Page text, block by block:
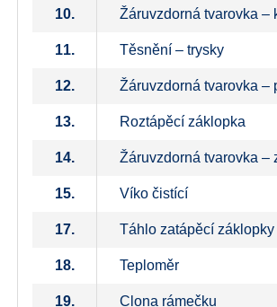
10. Žáruvzdorná tvarovka –
11. Těsnění – trysky
12. Žáruvzdorná tvarovka –
13. Roztápěcí záklopka
14. Žáruvzdorná tvarovka –
15. Víko čistící
17. Táhlo zatápěcí záklopky
18. Teploměr
19. Clona rámečku